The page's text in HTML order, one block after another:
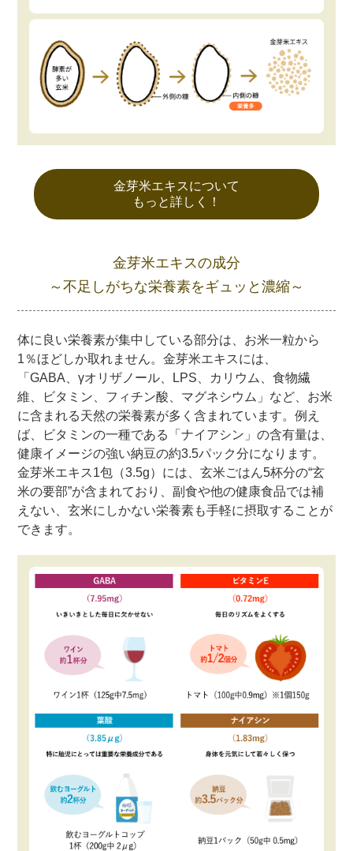
金芽米エキスについて
もっと詳しく！
金芽米エキスの成分
～不足しがちな栄養素をギュッと濃縮～
体に良い栄養素が集中している部分は、お米一粒から
1％ほどしか取れません。金芽米エキスには、
「GABA、γオリザノール、LPS、カリウム、食物繊
維、ビタミン、フィチン酸、マグネシウム」など、お米
に含まれる天然の栄養素が多く含まれています。例え
ば、ビタミンの一種である「ナイアシン」の含有量は、
健康イメージの強い納豆の約3.5パック分になります。
金芽米エキス1包（3.5g）には、玄米ごはん5杯分の“玄
米の要部”が含まれており、副食や他の健康食品では補
えない、玄米にしかない栄養素も手軽に摂取することが
できます。